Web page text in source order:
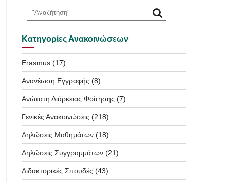
Κατηγορίες Ανακοινώσεων
Erasmus(17)
Ανανέωση Εγγραφής (8)
Ανώτατη Διάρκειας Φοίτησης (7)
Γενικές Ανακοινώσεις (218)
Δηλώσεις Μαθημάτων(18)
Δηλώσεις Συγγραμμάτων(21)
Διδακτορικές Σπουδές (43)